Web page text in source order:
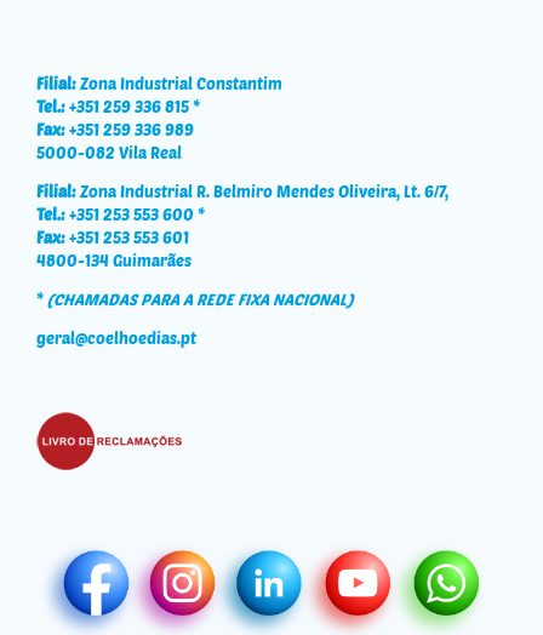
Filial:Zona Industrial Constantim
Tel.:+351 259 336 815 *
Fax:+351 259 336 989
5000-082 Vila Real
Filial:Zona Industrial R. Belmiro Mendes Oliveira, Lt. 6/7,
Tel.:+351 253 553 600 *
Fax:+351 253 553 601
4800-134 Guimarães
*(CHAMADAS PARA A REDE FIXA NACIONAL)
geral@coelhoedias.pt